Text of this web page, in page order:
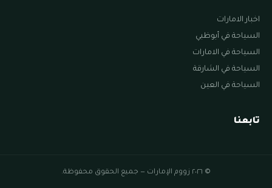
اخبار الامارات
السياحة في أبوظبي
السياحة في الامارات
السياحة في الشارقة
السياحة في العين
تابعنا
© ٢٠٢٦ زووم الإمارات — جميع الحقوق محفوظة.